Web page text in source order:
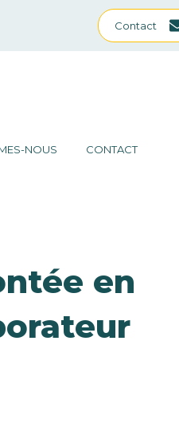
Contact
NOUS CONTACT
en